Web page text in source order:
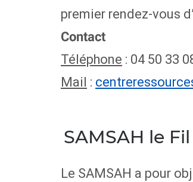
premier rendez-vous
Contact
Téléphone : 04 50 33
Mail :
SAMSAH le
Le SAMSAH a pour